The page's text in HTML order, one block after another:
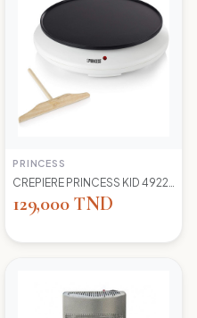
PRINCESS
129,000 TND